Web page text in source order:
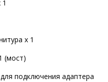
x 1
(мост)
подключения адаптера